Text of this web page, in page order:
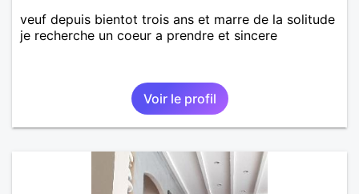
veuf depuis bientot trois ans et marre de la solitude
je recherche un coeur a prendre et sincere
Voir le profil